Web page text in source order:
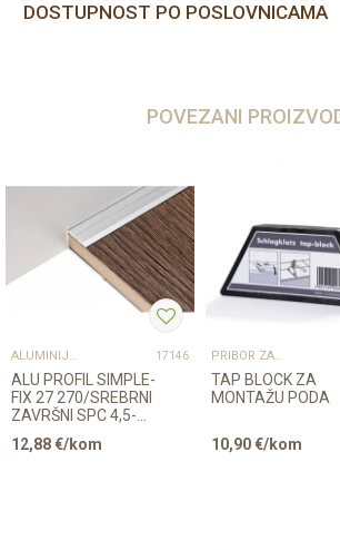
DOSTUPNOST PO POSLOVNICAMA
POVEZANI
ALUMINIJSKI PROFILI 17146
ALU PROFIL SIMPLE-
FIX 27 270/SREBRNI
ZAVRŠNI SPC 4,5-
12,88€/kom
PRIBOR ZA UGRADNJU PODOVA – SVE NA JEDNOM MJESTU
TAP BLOCK ZA
MONTAŽU PODA
10,90€/kom